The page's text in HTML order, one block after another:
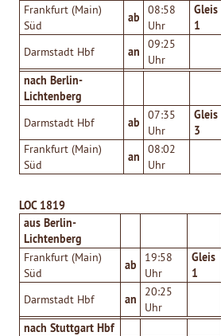
Frankfurt (Main)
Süd
ab
08:58
Uhr
Gleis
1
Darmstadt Hbf an
09:25
Uhr
nach Berlin-
Lichtenberg
Darmstadt Hbf ab
07:35
Uhr
Gleis
3
Frankfurt (Main)
Süd
an
08:02
Uhr
LOC 1819
aus Berlin-
Lichtenberg
Frankfurt (Main)
Süd
ab
19:58
Uhr
Gleis
1
Darmstadt Hbf an
20:25
Uhr
nach Stuttgart Hbf